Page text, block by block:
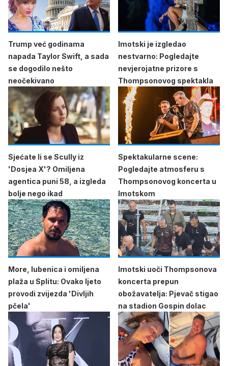
Trump već godinama
napada Taylor Swift, a sada
se dogodilo nešto
neočekivano
Imotski je izgledao
nestvarno: Pogledajte
nevjerojatne prizore s
Thompsonovog spektakla
Sjećate li se Scully iz
'Dosjea X'? Omiljena
agentica puni 58, a izgleda
bolje nego ikad
Spektakularne scene:
Pogledajte atmosferu s
Thompsonovog koncerta u
Imotskom
More, lubenica i omiljena
plaža u Splitu: Ovako ljeto
provodi zvijezda 'Divljih
pčela'
Imotski uoči Thompsonova
koncerta prepun
obožavatelja: Pjevač stigao
na stadion Gospin dolac